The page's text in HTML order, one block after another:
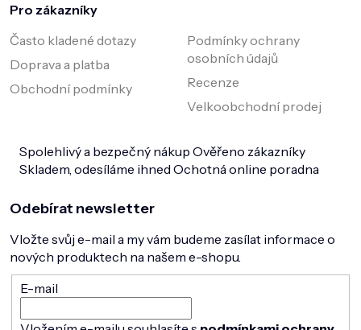
Pro zákazníky
Často kladené dotazy
Doprava a platba
Obchodní podmínky
Podmínky ochrany
osobních údajů
Recenze
Velkoobchodní prodej
Spolehlivý a bezpečný nákup Ověřeno zákazníky
Skladem, odesíláme ihned Ochotná online poradna
Odebírat newsletter
Vložte svůj e-mail a my vám budeme zasílat informace o
nových produktech na našem e-shopu.
E-mail